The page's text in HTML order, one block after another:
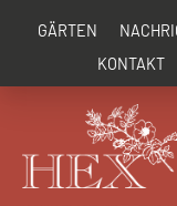
InhaltGÄRTEN
KONTAKT